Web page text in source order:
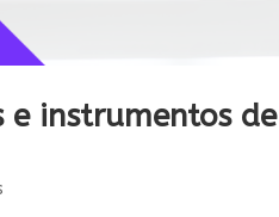
e instrumentos de